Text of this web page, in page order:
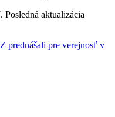
aktualizácia
prednášali pre verejnosť v